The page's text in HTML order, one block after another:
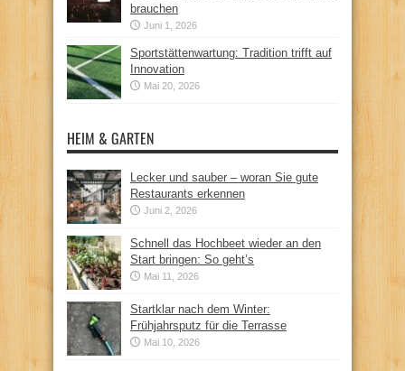
brauchen
Juni 1, 2026
Sportstättenwartung: Tradition trifft auf
Innovation
Mai 20, 2026
HEIM & GARTEN
Lecker und sauber – woran Sie gute
Restaurants erkennen
Juni 2, 2026
Schnell das Hochbeet wieder an den
Start bringen: So geht’s
Mai 11, 2026
Startklar nach dem Winter:
Frühjahrsputz für die Terrasse
Mai 10, 2026